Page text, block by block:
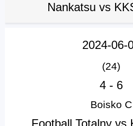
Nankatsu vs
2024-06-
(24)
4 - 6
Boisko C